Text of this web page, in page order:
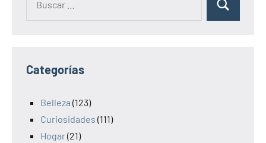
Categorías
Belleza (123)
Curiosidades (111)
Hogar(21)